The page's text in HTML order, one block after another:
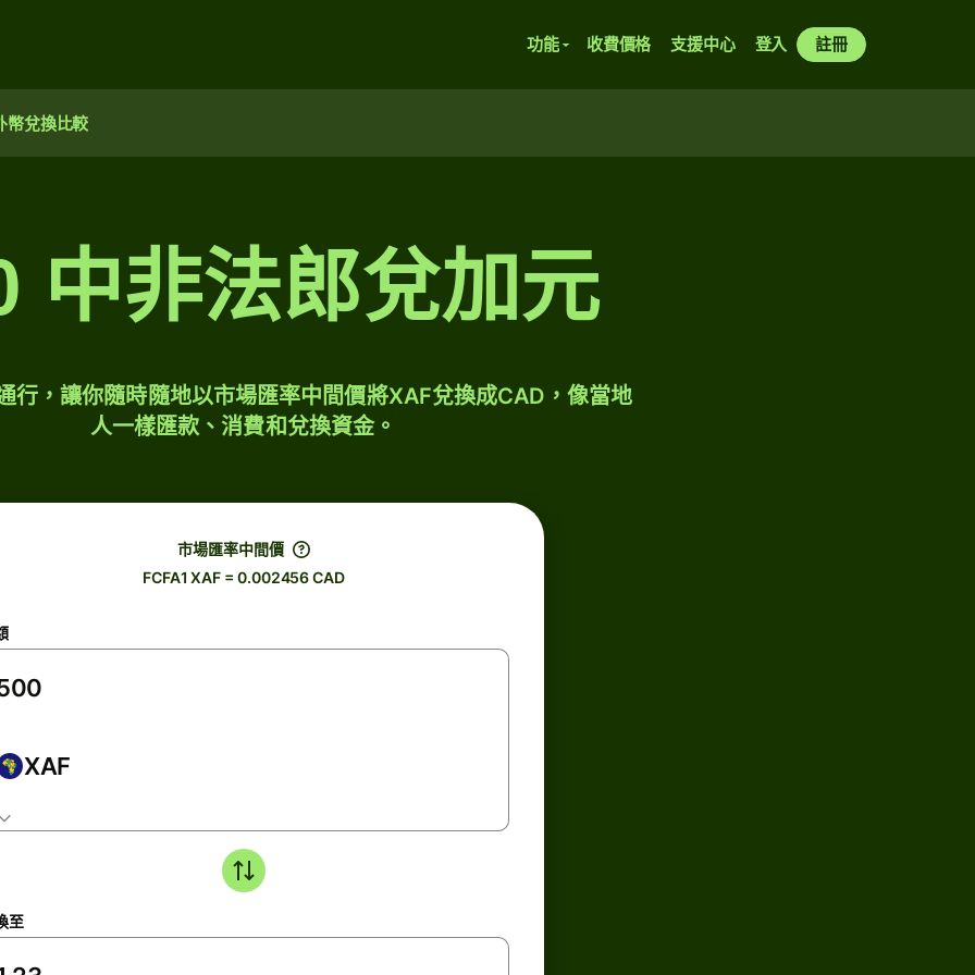
功能 收費價格 支援中心 登入 註冊
幣兌換比較
中非法郎兌加元
行，讓你隨時隨地以市場匯率中間價將XAF兌換成CAD，像當地
人一樣匯款、消費和兌換資金。
市場匯率中間價
FCFA1 XAF = 0.002456 CAD
XAF
至